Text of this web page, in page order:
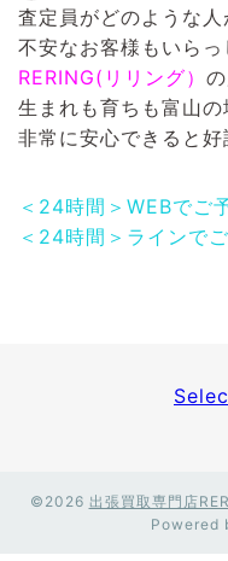
査定員がどのような人
不安なお客様もいらっ
RERING(リリング）
生まれも育ちも富山
非常に安心できると好
＜24時間＞WEBでご
＜24時間＞ラインで
©2026 出張買取専門店
Powered